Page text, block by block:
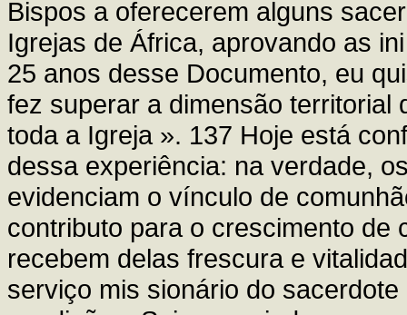
Bispos a oferecerem alguns
Igrejas de África, aprovando as
25 anos desse Documento, eu
fez superar a dimensão territorial
toda a Igreja ». 137 Hoje está
dessa experiência: na verdade,
evidenciam o vínculo de
contributo para o crescimento de
recebem delas frescura e
serviço mis sionário do